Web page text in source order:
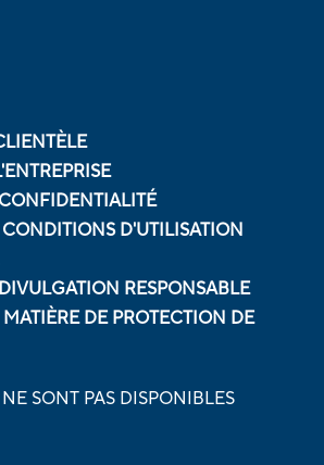
D'UTILISATION
RESPONSABLE
DE PROTECTION DE
SONT PAS DISPONIBLES